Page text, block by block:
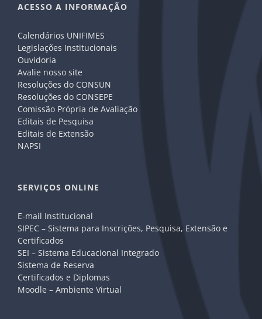
ACESSO A INFORMAÇÃO
Calendários UNIFIMES
Legislações Institucionais
Ouvidoria
Avalie nosso site
Resoluções do CONSUN
Resoluções do CONSEPE
Comissão Própria de Avaliação
Editais de Pesquisa
Editais de Extensão
NAPSI
SERVIÇOS ONLINE
E-mail Institucional
SIPEC – Sistema para Inscrições, Pesquisa, Extensão e
Certificados
SEI – Sistema Educacional Integrado
Sistema de Reserva
Certificados e Diplomas
Moodle – Ambiente Virtual